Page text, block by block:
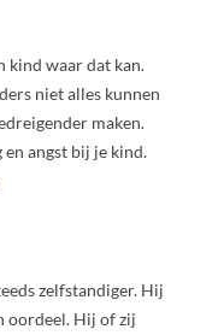
kind waar dat kan.
niet alles kunnen
maken.
angst bij je kind.
zelfstandiger. Hij
oordeel. Hij of zij